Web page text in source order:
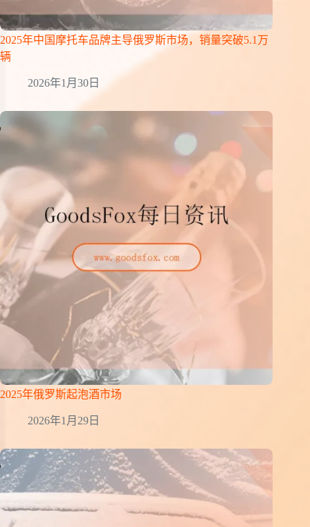
2025年中国摩托车品牌主导俄罗斯市场，销量突破5.1万
辆
2026年1月30日
2025年俄罗斯起泡酒市场
2026年1月29日